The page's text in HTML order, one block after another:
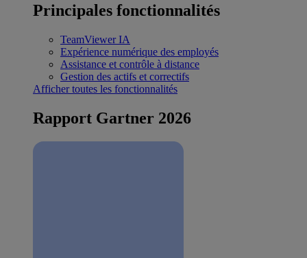
Principales fonctionnalités
TeamViewer IA
Expérience numérique des employés
Assistance et contrôle à distance
Gestion des actifs et correctifs
Afficher toutes les fonctionnalités
Rapport Gartner 2026